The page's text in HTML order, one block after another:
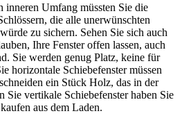
Umfang müssten Sie die
die alle unerwünschten
zu sichern. Sehen Sie sich auch
Ihre Fenster offen lassen, auch
Sie werden genug Platz, keine für
horizontale Schiebefenster müssen
ein Stück Holz, das in der
Sie vertikale Schiebefenster haben Sie
aus dem Laden.